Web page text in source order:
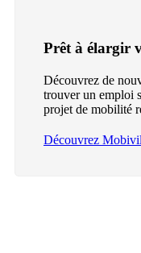
Prêt à élargir
Découvrez de
trouver un emploi
projet de mobilité
Découvrez